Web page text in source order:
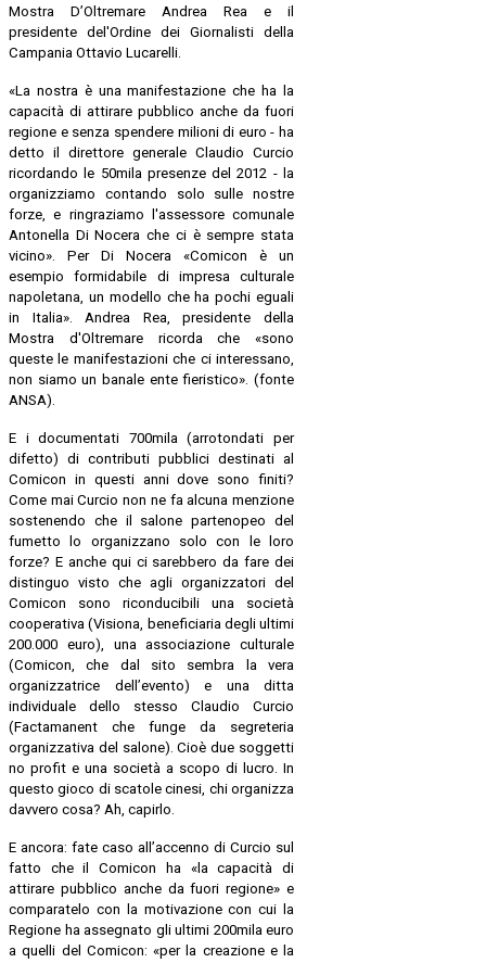
Mostra D’Oltremare Andrea Rea e il
presidente del'Ordine dei Giornalisti della
Campania Ottavio Lucarelli.
«La nostra è una manifestazione che ha la
capacità di attirare pubblico anche da fuori
regione e senza spendere milioni di euro - ha
detto il direttore generale Claudio Curcio
ricordando le 50mila presenze del 2012 - la
organizziamo contando solo sulle nostre
forze, e ringraziamo l'assessore comunale
Antonella Di Nocera che ci è sempre stata
vicino». Per Di Nocera «Comicon è un
esempio formidabile di impresa culturale
napoletana, un modello che ha pochi eguali
in Italia». Andrea Rea, presidente della
Mostra d'Oltremare ricorda che «sono
queste le manifestazioni che ci interessano,
non siamo un banale ente fieristico». (fonte
ANSA).
E i documentati 700mila (arrotondati per
difetto) di contributi pubblici destinati al
Comicon in questi anni dove sono finiti?
Come mai Curcio non ne fa alcuna menzione
sostenendo che il salone partenopeo del
fumetto lo organizzano solo con le loro
forze? E anche qui ci sarebbero da fare dei
distinguo visto che agli organizzatori del
Comicon sono riconducibili una società
cooperativa (Visiona, beneficiaria degli ultimi
200.000 euro), una associazione culturale
(Comicon, che dal sito sembra la vera
organizzatrice dell’evento) e una ditta
individuale dello stesso Claudio Curcio
(Factamanent che funge da segreteria
organizzativa del salone). Cioè due soggetti
no profit e una società a scopo di lucro. In
questo gioco di scatole cinesi, chi organizza
davvero cosa? Ah, capirlo.
E ancora: fate caso all’accenno di Curcio sul
fatto che il Comicon ha «la capacità di
attirare pubblico anche da fuori regione» e
comparatelo con la motivazione con cui la
Regione ha assegnato gli ultimi 200mila euro
a quelli del Comicon: «per la creazione e la